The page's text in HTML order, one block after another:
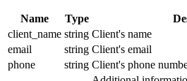
Name Type
client_name string Client's name
email
string Client's email
phone
string Client's phone